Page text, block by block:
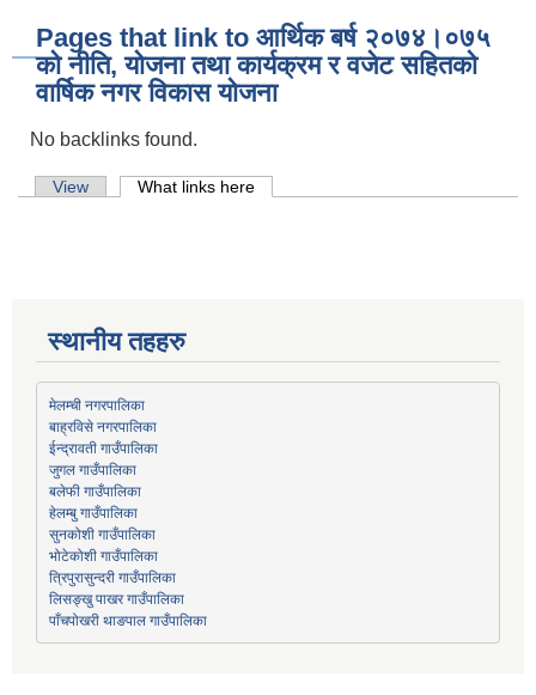
Pages that link to आर्थिक बर्ष २०७४।०७५
को नीति, योजना तथा कार्यक्रम र वजेट सहितको
वार्षिक नगर विकास योजना
No backlinks found.
Primary tabs
View What links here
स्थानीय तहहरु
मेलम्ची नगरपालिका
बाह्रविसे नगरपालिका
ईन्द्रावती गाउँपालिका
जुगल गाउँपालिका
बलेफी गाउँपालिका
हेलम्बु गाउँपालिका
सुनकोशी गाउँपालिका
भोटेकोशी गाउँपालिका
त्रिपुरासुन्दरी गाउँपालिका
लिसङ्खु पाखर गाउँपालिका
पाँचपोखरी थाङपाल गाउँपालिका